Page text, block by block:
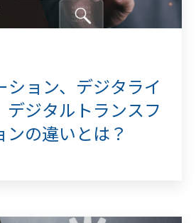
ション、デジタライ
デジタルトランスフ
ンの違いとは？